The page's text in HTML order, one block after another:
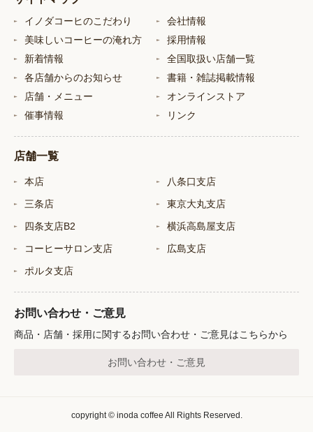
イノダコーヒのこだわり
美味しいコーヒーの淹れ方
新着情報
各店舗からのお知らせ
店舗・メニュー
催事情報
会社情報
採用情報
全国取扱い店舗一覧
書籍・雑誌掲載情報
オンラインストア
リンク
店舗一覧
本店
三条店
四条支店B2
コーヒーサロン支店
ポルタ支店
八条口支店
東京大丸支店
横浜高島屋支店
広島支店
お問い合わせ・ご意見
商品・店舗・採用に関するお問い合わせ・ご意見はこちらから
お問い合わせ・ご意見
copyright © inoda coffee All Rights Reserved.